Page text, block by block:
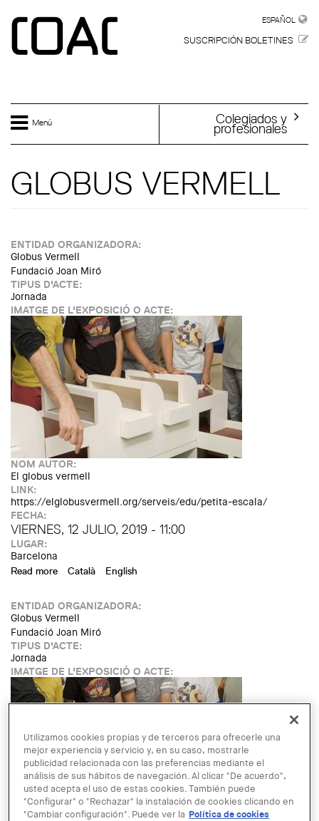
ESPAÑOL
SUSCRIPCIÓN BOLETINES
Menú Colegiados y
profesionales
GLOBUS VERMELL
ENTIDAD ORGANIZADORA:
Globus Vermell
Fundació Joan Miró
TIPUS D'ACTE:
Jornada
IMATGE DE L'EXPOSICIÓ O ACTE:
NOM AUTOR:
El globus vermell
LINK:
https://elglobusvermell.org/serveis/edu/petita-escala/
FECHA:
VIERNES, 12 JULIO, 2019 - 11:00
LUGAR:
Barcelona
Read more about Taller "A pequeña escala" en la Fundación Joan Miró
Català English
ENTIDAD ORGANIZADORA:
Globus Vermell
Fundació Joan Miró
TIPUS D'ACTE:
Jornada
IMATGE DE L'EXPOSICIÓ O ACTE:
Utilizamos cookies propias y de terceros para ofrecerle una
mejor experiencia y servicio y, en su caso, mostrarle
publicidad relacionada con las preferencias mediante el
análisis de sus hábitos de navegación. Al clicar "De acuerdo",
usted acepta el uso de estas cookies. También puede
"Configurar" o "Rechazar" la instalación de cookies clicando en
"Cambiar configuración". Puede ver la Política de cookies